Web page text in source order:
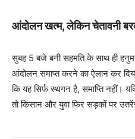
आंदोलन खत्म, लेकिन चेतावनी
सुबह 5 बजे बनी सहमति के साथ ही
आंदोलन समाप्त करने का ऐलान कर
कि यह सिर्फ स्थगन है, समाप्ति नहीं।
तो किसान और युवा फिर सड़कों पर